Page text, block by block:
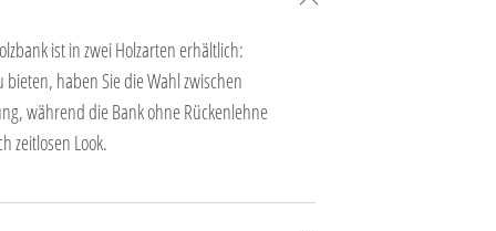
ist in zwei Holzarten erhältlich:
haben Sie die Wahl zwischen
während die Bank ohne Rückenlehne
zeitlosen Look.